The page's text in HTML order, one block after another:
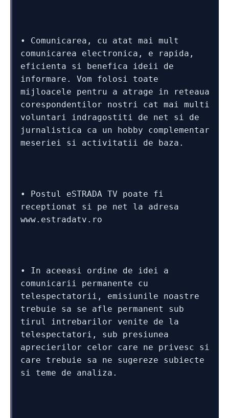
• Comunicarea, cu atat mai mult
comunicarea electronica, e rapida,
eficienta si benefica ideii de
informare. Vom folosi toate
mijloacele pentru a atrage in reteaua
corespondentilor nostri cat mai multi
voluntari indragostiti de net si de
jurnalistica ca un hobby complementar
meseriei si activitatii de baza.
• Postul eSTRADA TV poate fi
receptionat si pe net la adresa
www.estradatv.ro
• In aceeasi ordine de idei a
comunicarii permanente cu
telespectatorii, emisiunile noastre
trebuie sa se afle permanent sub
tirul intrebarilor venite de la
telespectatori, sub presiunea
aprecierilor celor care ne privesc si
care trebuie sa ne sugereze subiecte
si teme de analiza.